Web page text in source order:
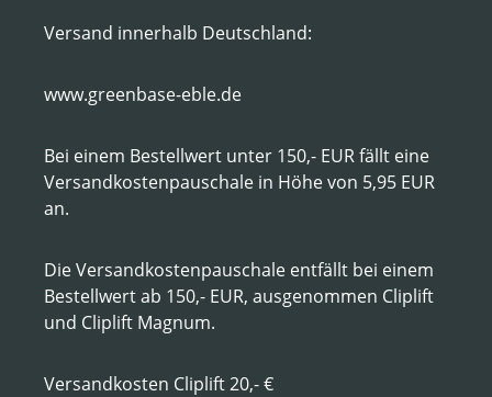
Versand innerhalb Deutschland:
www.greenbase-eble.de
Bei einem Bestellwert unter 150,- EUR fällt eine
Versandkostenpauschale in Höhe von 5,95 EUR
an.
Die Versandkostenpauschale entfällt bei einem
Bestellwert ab 150,- EUR, ausgenommen Cliplift
und Cliplift Magnum.
Versandkosten Cliplift 20,- €